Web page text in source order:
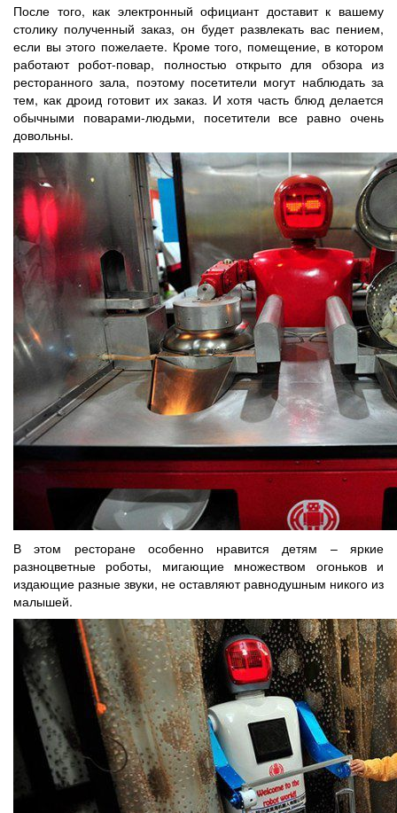
После того, как электронный официант доставит к вашему
столику полученный заказ, он будет развлекать вас пением,
если вы этого пожелаете. Кроме того, помещение, в котором
работают робот-повар, полностью открыто для обзора из
ресторанного зала, поэтому посетители могут наблюдать за
тем, как дроид готовит их заказ. И хотя часть блюд делается
обычными поварами-людьми, посетители все равно очень
довольны.
В этом ресторане особенно нравится детям – яркие
разноцветные роботы, мигающие множеством огоньков и
издающие разные звуки, не оставляют равнодушным никого из
малышей.